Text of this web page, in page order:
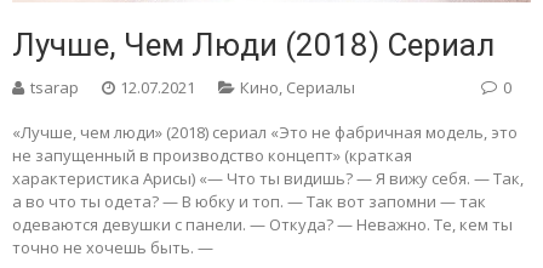
Лучше, Чем Люди (2018) Сериал
tsarap 12.07.2021 Кино, Сериалы 0
«Лучше, чем люди» (2018) сериал «Это не фабричная модель, это
не запущенный в производство концепт» (краткая
характеристика Арисы) «— Что ты видишь? — Я вижу себя. — Так,
а во что ты одета? — В юбку и топ. — Так вот запомни — так
одеваются девушки с панели. — Откуда? — Неважно. Те, кем ты
точно не хочешь быть. —